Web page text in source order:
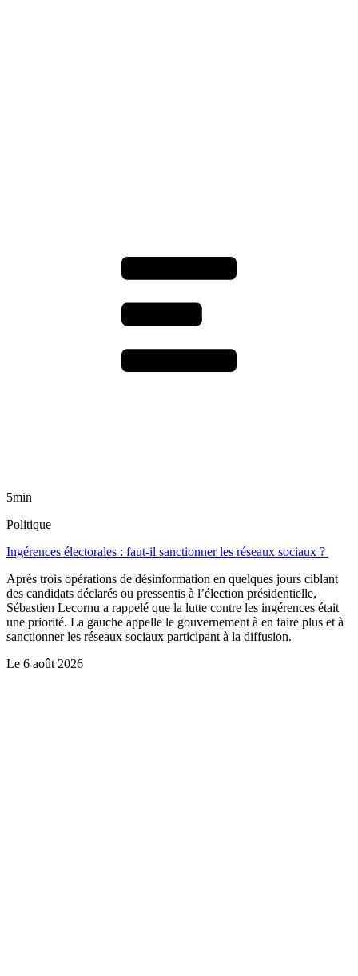
5min
Politique
Ingérences électorales : faut-il sanctionner les réseaux sociaux ?
Après trois opérations de désinformation en quelques jours ciblant
des candidats déclarés ou pressentis à l’élection présidentielle,
Sébastien Lecornu a rappelé que la lutte contre les ingérences était
une priorité. La gauche appelle le gouvernement à en faire plus et à
sanctionner les réseaux sociaux participant à la diffusion.
Le 6 août 2026